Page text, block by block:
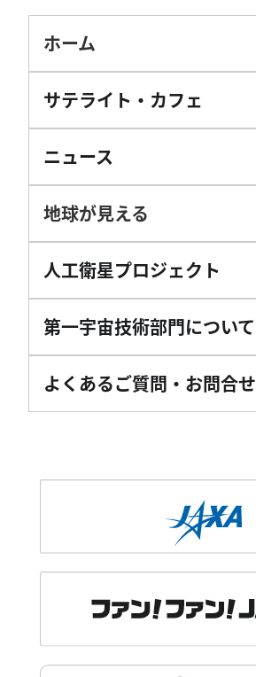
ホーム
サテライト・カフェ
ニュース
地球が見える
人工衛星プロジェクト
第一宇宙技術部門について
よくあるご質問・お問合せ